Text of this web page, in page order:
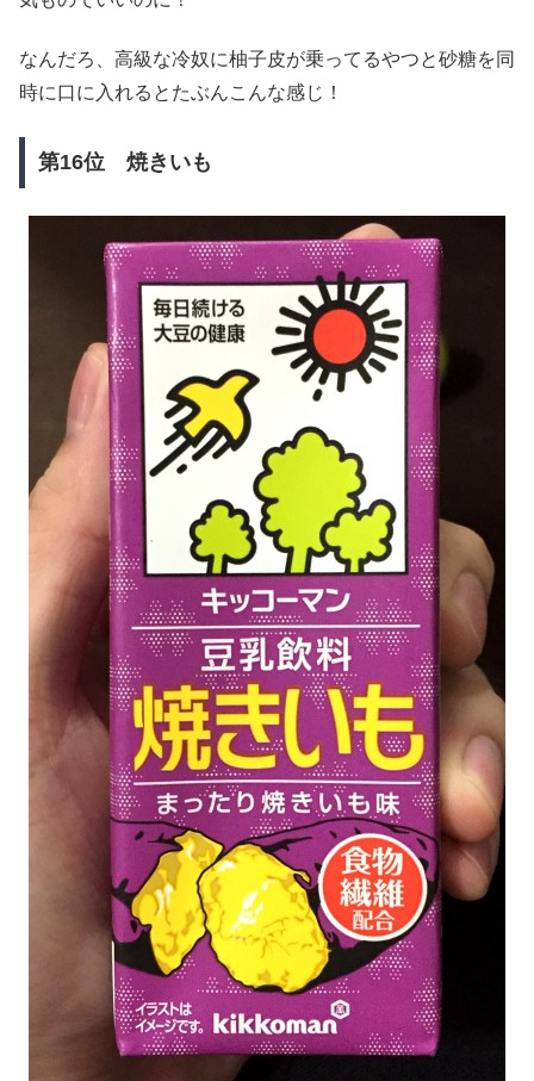
なんだろ、高級な冷奴に柚子皮が乗ってるやつと砂糖を同
時に口に入れるとたぶんこんな感じ！
第16位 焼きいも